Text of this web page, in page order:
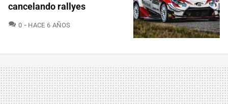
cancelando rallyes
0 COMENTARIOS
HACE 6 AÑOS